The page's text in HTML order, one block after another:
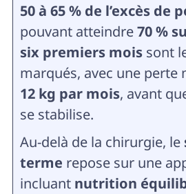
50 à 65 % de l’excès de
pouvant atteindre70 %
six premiers moissont
marqués, avec une perte
12 kg par mois, avant
se stabilise.
Au-delà de la chirurgie, le
terme repose sur une
incluant nutrition